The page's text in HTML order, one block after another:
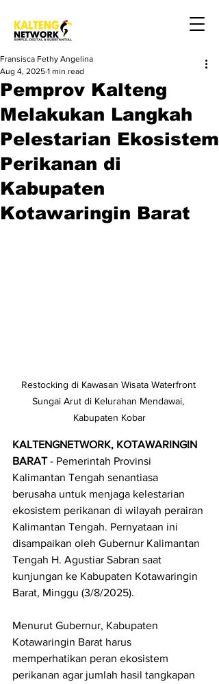
Pemprov Kalteng
Melakukan Langkah
Pelestarian Ekosistem
Perikanan di
Kabupaten
Kotawaringin Barat
Fransisca Fethy Angelina
Aug 4, 2025 1 min read
Restocking di Kawasan Wisata Waterfront
Sungai Arut di Kelurahan Mendawai,
Kabupaten Kobar
KALTENGNETWORK, KOTAWARINGIN
BARAT - Pemerintah Provinsi
Kalimantan Tengah senantiasa
berusaha untuk menjaga kelestarian
ekosistem perikanan di wilayah perairan
Kalimantan Tengah. Pernyataan ini
disampaikan oleh Gubernur Kalimantan
Tengah H. Agustiar Sabran saat
kunjungan ke Kabupaten Kotawaringin
Barat, Minggu (3/8/2025).
Menurut Gubernur, Kabupaten
Kotawaringin Barat harus
memperhatikan peran ekosistem
perikanan agar jumlah hasil tangkapan